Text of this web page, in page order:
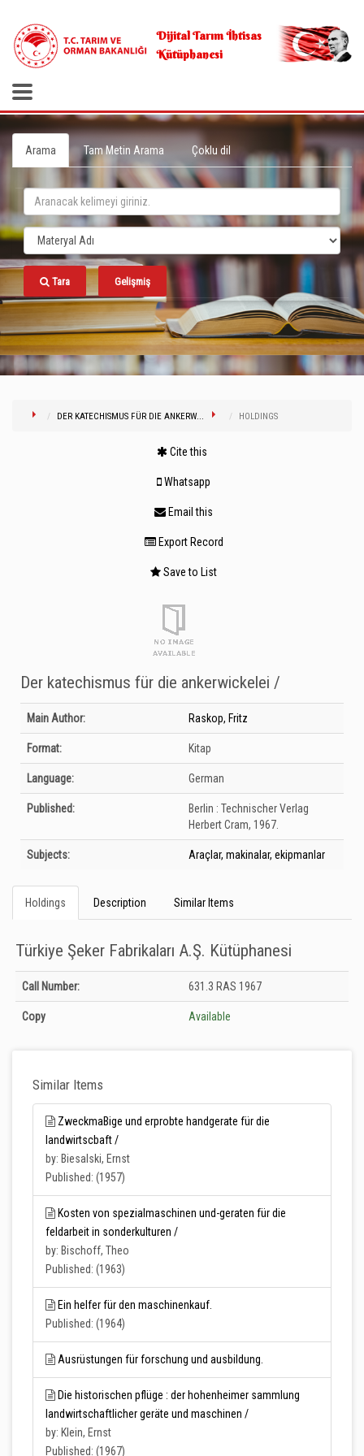
Dijital Tarım İhtisas
Kütüphanesi
Arama Tam Metin Arama Çoklu dil
Tara Gelişmiş
DER KATECHISMUS FÜR DIE ANKERW... HOLDINGS
Cite this
Whatsapp
Email this
Export Record
Save to List
Der katechismus für die ankerwickelei /
Bibliographic Details
Main Author: Raskop, Fritz
Format: Kitap
Language: German
Published: Berlin : Technischer Verlag
Herbert Cram, 1967.
Subjects: Araçlar, makinalar, ekipmanlar
Holdings Description Similar Items
Türkiye Şeker Fabrikaları A.Ş. Kütüphanesi
Holdings details from Türkiye Şeker Fabrikaları A.Ş. Kütüphanesi: Unknown
Call Number: 631.3 RAS 1967
Copy Available
Similar Items
ZweckmaBige und erprobte handgerate für die
landwirtscbaft /
by: Biesalski, Ernst
Published: (1957)
Kosten von spezialmaschinen und-geraten für die
feldarbeit in sonderkulturen /
by: Bischoff, Theo
Published: (1963)
Ein helfer für den maschinenkauf.
Published: (1964)
Ausrüstungen für forschung und ausbildung.
Die historischen pflüge : der hohenheimer sammlung
landwirtschaftlicher geräte und maschinen /
by: Klein, Ernst
Published: (1967)